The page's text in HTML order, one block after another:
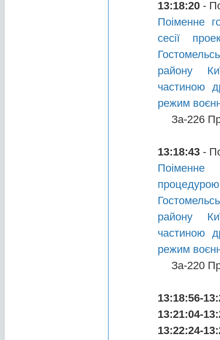
13:18:20 -
Поіменне
сесії
району
частиною
режим
За-226
13:18:43 -
Поіменне
району
частиною
режим
За-220
13:18:56-
13:21:04-
13:22:24-